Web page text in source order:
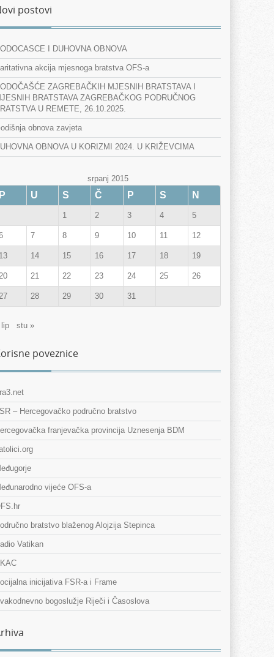
postovi
I DUHOVNA OBNOVA
akcija mjesnoga bratstva OFS-a
ZAGREBAČKIH MJESNIH BRATSTAVA I
BRATSTAVA ZAGREBAČKOG PODRUČNOG
U REMETE, 26.10.2025.
obnova zavjeta
OBNOVA U KORIZMI 2024. U KRIŽEVCIMA
srpanj 2015
P U S Č P S N
1 2 3 4 5
7 8 9 10 11 12
13 14 15 16 17 18 19
21 22 23 24 25 26
28 29 30 31
stu »
poveznice
– Hercegovačko područno bratstvo
franjevačka provincija Uznesenja BDM
vijeće OFS-a
bratstvo blaženog Alojzija Stepinca
Vatikan
inicijativa FSR-a i Frame
bogoslužje Riječi i Časoslova